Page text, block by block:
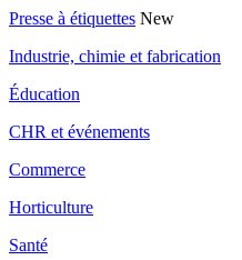
Presse à étiquettes New
Industrie, chimie et fabrication
Éducation
CHR et événements
Commerce
Horticulture
Santé